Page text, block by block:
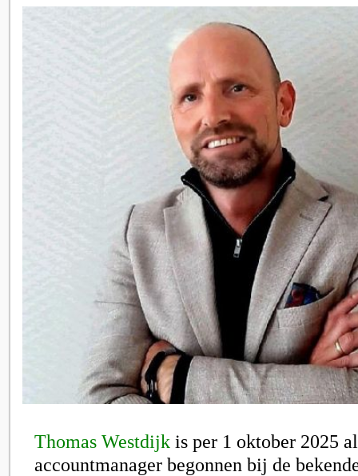
Thomas Westdijk is per 1 oktober 2025
accountmanager begonnen bij de